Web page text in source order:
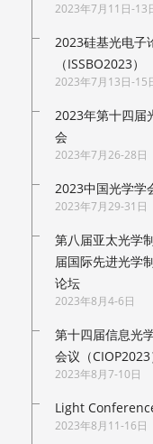
2023年7月11日-13
2023硅基光电子
（ISSBO2023）
2023年7月13日-15
2023年第十四届
会
2023年7月26-28日
2023中国光学学
2023年7月29-31日
第八届亚太光学
届国际先进光学
论坛
2023年8月4-6日
第十四届信息光
会议（CIOP2023
2023年8月7-10日
Light
2023年8月11-16日